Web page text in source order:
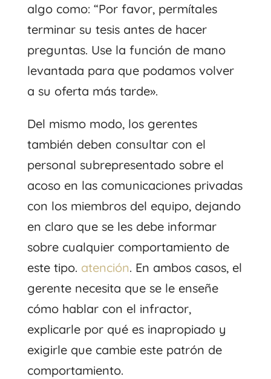
algo como: “Por favor, permítales
terminar su tesis antes de hacer
preguntas. Use la función de mano
levantada para que podamos volver
a su oferta más tarde».
Del mismo modo, los gerentes
también deben consultar con el
personal subrepresentado sobre el
acoso en las comunicaciones privadas
con los miembros del equipo, dejando
en claro que se les debe informar
sobre cualquier comportamiento de
este tipo. atención. En ambos casos, el
gerente necesita que se le enseñe
cómo hablar con el infractor,
explicarle por qué es inapropiado y
exigirle que cambie este patrón de
comportamiento.